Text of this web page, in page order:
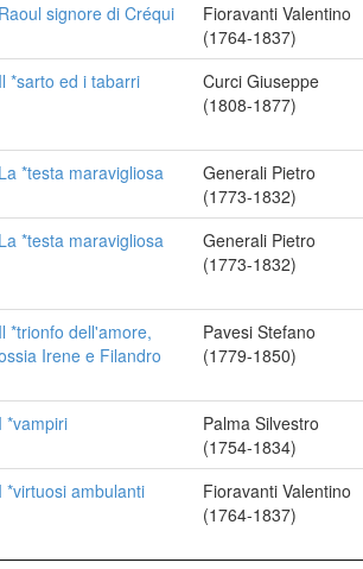
Raoul signore di Créqui
Fioravanti Valentino
(1764-1837)
Il *sarto ed i tabarri
Curci Giuseppe
(1808-1877)
La *testa maravigliosa
Generali Pietro
(1773-1832)
La *testa maravigliosa
Generali Pietro
(1773-1832)
Il *trionfo dell'amore,
Irene e Filandro
Pavesi Stefano
(1779-1850)
I *vampiri
Palma Silvestro
(1754-1834)
I *virtuosi ambulanti
Fioravanti Valentino
(1764-1837)